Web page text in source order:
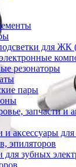
для ЖК
резонаторы
пары
запчасти и
и аксессуары
эпиляторов
для зубных